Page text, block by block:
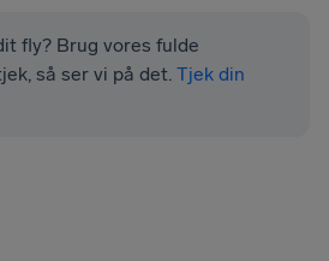
fly? Brug vores fulde
så ser vi på det. Tjek din